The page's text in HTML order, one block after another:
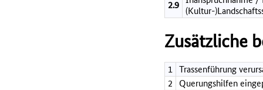
2.9
(Kultur-
Zusätzliche
1 Trassenführung
2
Querungshilfen